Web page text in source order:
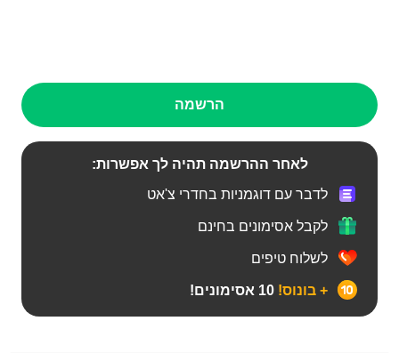
הרשמה
לאחר ההרשמה תהיה לך אפשרות:
לדבר עם דוגמניות בחדרי צ'אט
לקבל אסימונים בחינם
לשלוח טיפים
+ בונוס!